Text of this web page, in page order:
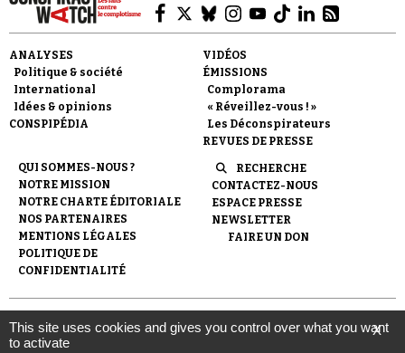
Faire un don
Demander à Vera
ANALYSES
Politique & société
International
Idées & opinions
CONSPIPÉDIA
VIDÉOS
ÉMISSIONS
Complorama
« Réveillez-vous ! »
Les Déconspirateurs
REVUES DE PRESSE
QUI SOMMES-NOUS ?
NOTRE MISSION
NOTRE CHARTE ÉDITORIALE
NOS PARTENAIRES
MENTIONS LÉGALES
POLITIQUE DE
CONFIDENTIALITÉ
RECHERCHE
CONTACTEZ-NOUS
ESPACE PRESSE
NEWSLETTER
FAIRE UN DON
© 2007- 2026 Conspiracy Watch | Une réalisation de
l'Observatoire du conspirationnisme (association loi de 1901) avec
le soutien de la Fondation pour la Mémoire de la Shoah.
X
This site uses cookies and gives you control over what you want
to activate